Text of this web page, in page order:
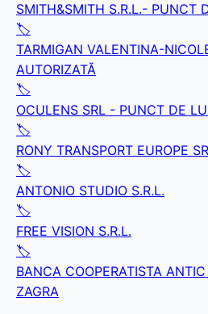
SMITH&SMITH S.R.L.- PUNCT
🏷️
TARMIGAN VALENTINA-
AUTORIZATĂ
🏷️
OCULENS SRL - PUNCT DE
🏷️
RONY TRANSPORT EUROPE
🏷️
ANTONIO STUDIO S.R.L.
🏷️
FREE VISION S.R.L.
🏷️
BANCA COOPERATISTA
ZAGRA